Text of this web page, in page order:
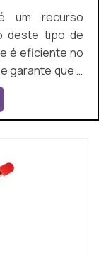
um recurso
deste tipo de
é eficiente no
garante que o
estimula o
pode ser
diversos